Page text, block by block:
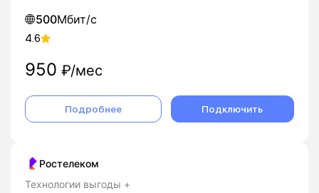
500Мбит/с
4.6
950 ₽/мес
Подробнее Подключить
Ростелеком
Технологии выгоды +